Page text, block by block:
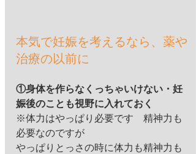
本気で妊娠を考えるなら、薬や
治療の以前に
①身体を作らなくっちゃいけない・妊
娠後のことも視野に入れておく
※体力はやっぱり必要です　精神力も
必要なのですが
やっぱりとっさの時に体力も精神力も